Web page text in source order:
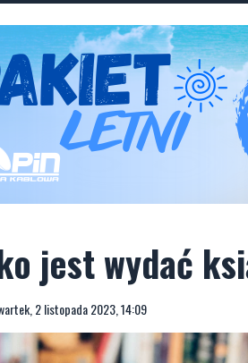
jest wydać
2 listopada 2023, 14:09